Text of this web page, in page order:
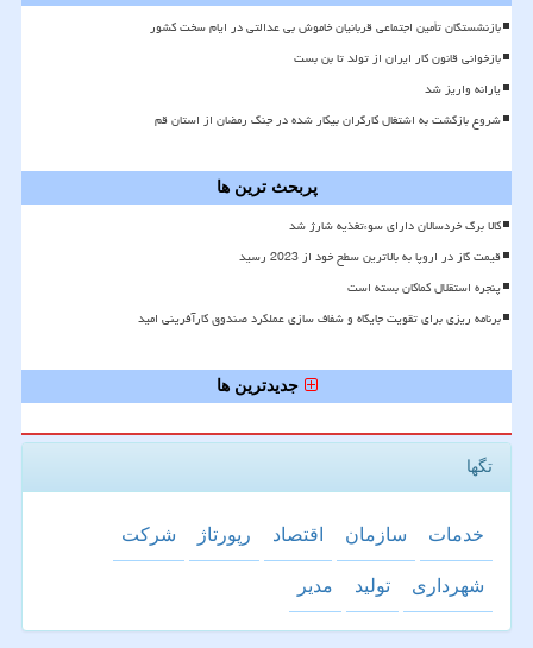
بازنشستگان تأمین اجتماعی قربانیان خاموش بی عدالتی در ایام سخت کشور
بازخوانی قانون کار ایران از تولد تا بن بست
یارانه واریز شد
شروع بازگشت به اشتغال کارگران بیکار شده در جنگ رمضان از استان قم
پربحث ترین ها
کالا برگ خردسالان دارای سوءتغذیه شارژ شد
قیمت گاز در اروپا به بالاترین سطح خود از 2023 رسید
پنجره استقلال کماکان بسته است
برنامه ریزی برای تقویت جایگاه و شفاف سازی عملکرد صندوق کارآفرینی امید
جدیدترین ها
تگها
خدمات سازمان اقتصاد رپورتاژ شركت
شهرداری تولید مدیر